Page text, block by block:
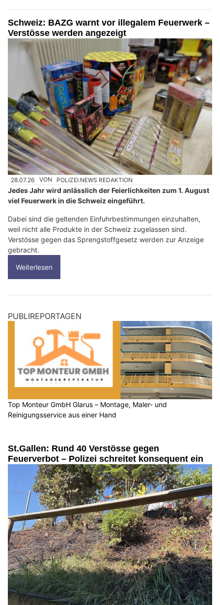
Schweiz: BAZG warnt vor illegalem Feuerwerk –
Verstösse werden angezeigt
28.07.26 VON POLIZEI.NEWS REDAKTION
Jedes Jahr wird anlässlich der Feierlichkeiten zum 1. August
viel Feuerwerk in die Schweiz eingeführt.
Dabei sind die geltenden Einfuhrbestimmungen einzuhalten,
weil nicht alle Produkte in der Schweiz zugelassen sind.
Verstösse gegen das Sprengstoffgesetz werden zur Anzeige
gebracht.
Weiterlesen
PUBLIREPORTAGEN
Top Monteur GmbH Glarus – Montage, Maler- und
Reinigungsservice aus einer Hand
St.Gallen: Rund 40 Verstösse gegen
Feuerverbot – Polizei schreitet konsequent ein